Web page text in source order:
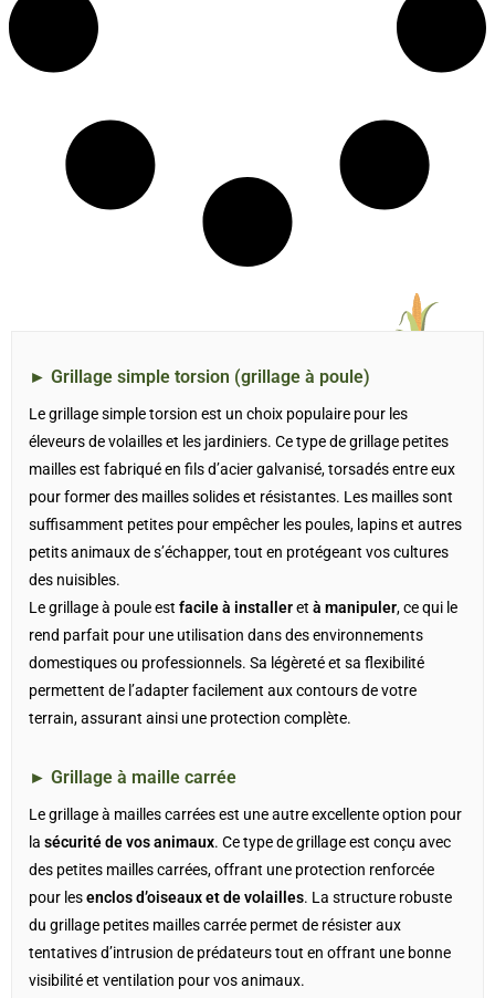
► Grillage simple torsion (grillage à poule)
Le grillage simple torsion est un choix populaire pour les
éleveurs de volailles et les jardiniers. Ce type de grillage petites
mailles est fabriqué en fils d’acier galvanisé, torsadés entre eux
pour former des mailles solides et résistantes. Les mailles sont
suffisamment petites pour empêcher les poules, lapins et autres
petits animaux de s’échapper, tout en protégeant vos cultures
des nuisibles.
Le grillage à poule est facile à installeret à manipuler, ce qui le
rend parfait pour une utilisation dans des environnements
domestiques ou professionnels. Sa légèreté et sa flexibilité
permettent de l’adapter facilement aux contours de votre
terrain, assurant ainsi une protection complète.
► Grillage à maille carrée
Le grillage à mailles carrées est une autre excellente option pour
la sécurité de vos animaux. Ce type de grillage est conçu avec
des petites mailles carrées, offrant une protection renforcée
pour lesenclos d’oiseaux et de volailles. La structure robuste
du grillage petites mailles carrée permet de résister aux
tentatives d’intrusion de prédateurs tout en offrant une bonne
visibilité et ventilation pour vos animaux.